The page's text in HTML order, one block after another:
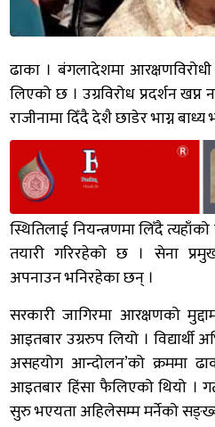
ढाका । बंगलादेशमा
लिएको छ । उग्रविरोध प्रदर्शन
राजीनामा दिँदै देशै छाडेर भाग्न
स्थितिलाई नियन्त्रणमा लिँदै
तयारी गरिरहेको छ । सेना
अपनाउन भनिरहेका छन् ।
सरकारी जागिरमा आरक्षणको
आइतबार उग्ररुप लियो । विद्यार्थी
असहयोग आन्दोलन’को क्रममा
आइतबार हिंसा फैलिएको थियो ।
सुरु भएयता अहिलेसम्म मर्नेको